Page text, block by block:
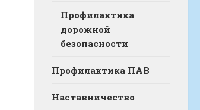
Профилактика
дорожной
безопасности
Профилактика ПАВ
Наставничество